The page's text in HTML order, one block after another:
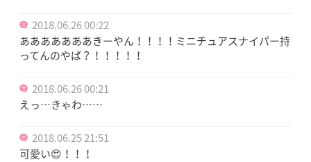
2018.06.26 00:22
あああああああきーやん！！！！ミニチュアスナイパー持
ってんのやば？！！！！！
2018.06.26 00:21
えっ…きゃわ……
2018.06.25 21:51
可愛い😍！！！